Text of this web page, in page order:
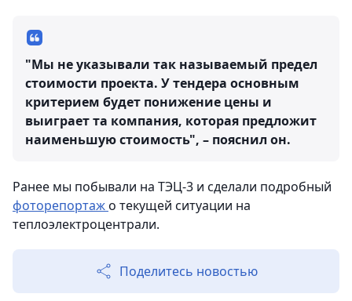
"Мы не указывали так называемый предел
стоимости проекта. У тендера основным
критерием будет понижение цены и
выиграет та компания, которая предложит
наименьшую стоимость", – пояснил он.
Ранее мы побывали на ТЭЦ-3 и сделали подробный
фоторепортажо текущей ситуации на
теплоэлектроцентрали.
Поделитесь новостью